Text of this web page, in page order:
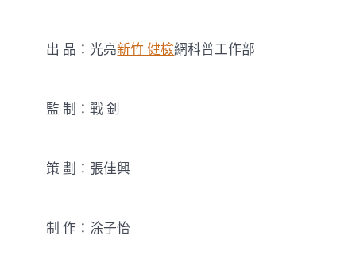
出 品：光亮新竹 健檢網科普工作部
監 制：戰 釗
策 劃：張佳興
制 作：涂子怡